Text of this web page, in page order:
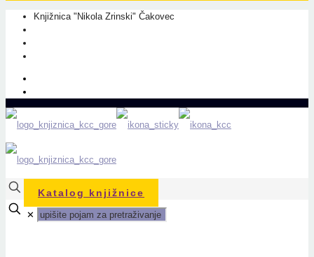
Knjižnica "Nikola Zrinski" Čakovec
Katalog knjižnice
✕